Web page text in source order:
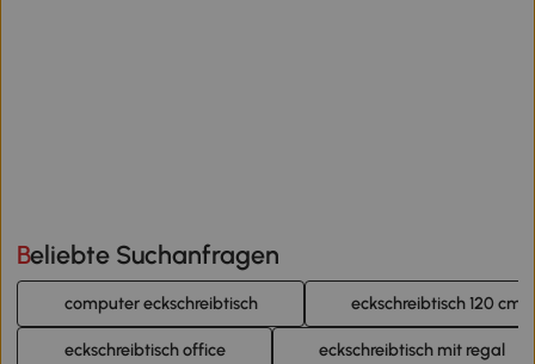
Beliebte Suchanfragen
computer eckschreibtisch eckschreibtisch 120 cm
eckschreibtisch office eckschreibtisch mit regal